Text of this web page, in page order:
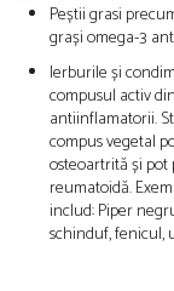
Peștii grasi
grași omega-3
Ierburile și
compusul activ
antiinflamatorii.
compus vegetal
osteoartrită și
reumatoidă.
includ: Piper
schinduf, fenicul,